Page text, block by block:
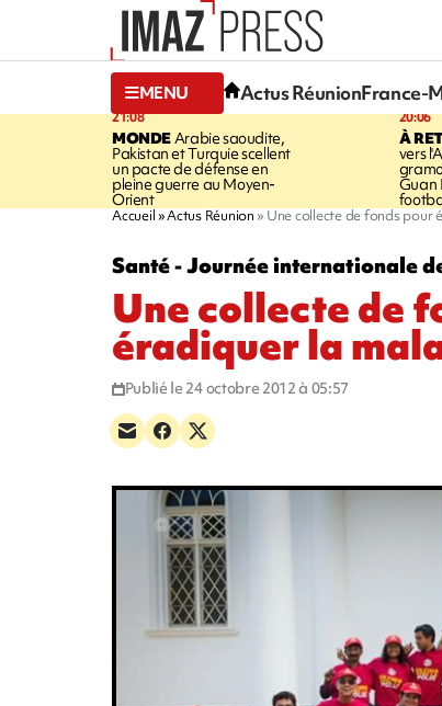
MENU Actus RéunionFrance-
21:08
MONDE Arabie saoudite,
Pakistan et Turquie scellent
un pacte de défense en
pleine guerre au Moyen-
Orient
20:06
À
vers
Guan
Accueil Actus Réunion Une collecte de fonds pour
Santé - Journée internationale
Une collecte de
éradiquer la
Publié le 24 octobre 2012 à 05:57